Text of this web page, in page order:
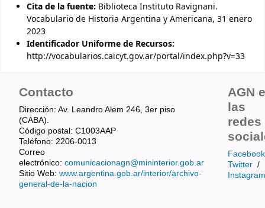
Cita de la fuente: Biblioteca Instituto Ravignani.
Vocabulario de Historia Argentina y Americana, 31 enero
2023
Identificador Uniforme de Recursos:
http://vocabularios.caicyt.gov.ar/portal/index.php?v=33
Contacto
Dirección: Av. Leandro Alem 246, 3er piso
(CABA).
Código postal: C1003AAP
Teléfono: 2206-0013
Correo
electrónico: comunicacionagn@mininterior.gob.ar
Sitio Web: www.argentina.gob.ar/interior/archivo-
general-de-la-nacion
AGN
las
redes
Facebook
Twitter /
Instagram